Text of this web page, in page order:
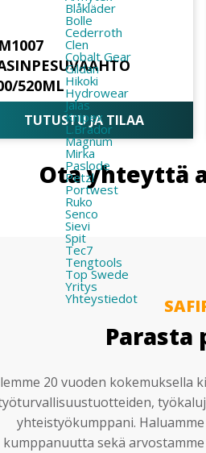
Blåkläder
Bolle
Cederroth
Clen
Cobalt Gear
Gildan
Hikoki
Hydrowear
Jalas
Knipex
L.Brador
Magnum
Mirka
Paslode
Petzl
Portwest
Ruko
Senco
Sievi
Spit
Tec7
Tengtools
Top Swede
Yritys
Yhteystiedot
520ML
TUTUSTU JA TILAA
Ota yhteyttä
Parasta
20 vuoden kokemuksella
yhteistyökumppani.
kumppanuutta sekä